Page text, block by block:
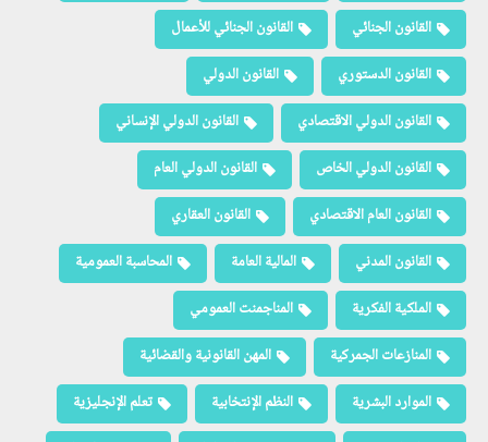
القانون الجنائي
القانون الجنائي للأعمال
القانون الدستوري
القانون الدولي
القانون الدولي الاقتصادي
القانون الدولي الإنساني
القانون الدولي الخاص
القانون الدولي العام
القانون العام الاقتصادي
القانون العقاري
القانون المدني
المالية العامة
المحاسبة العمومية
الملكية الفكرية
المناجمنت العمومي
المنازعات الجمركية
المهن القانونية والقضائية
الموارد البشرية
النظم الإنتخابية
تعلم الإنجليزية